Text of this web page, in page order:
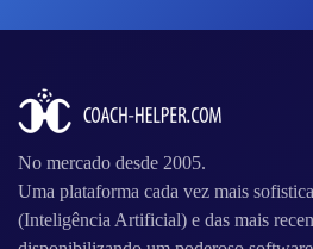
No mercado desde 2005.
Uma plataforma cada vez mais
(Inteligência Artificial) e das mais